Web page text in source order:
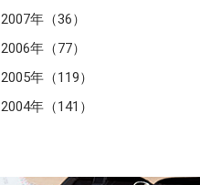
2007年（36）
2006年（77）
2005年（119）
2004年（141）